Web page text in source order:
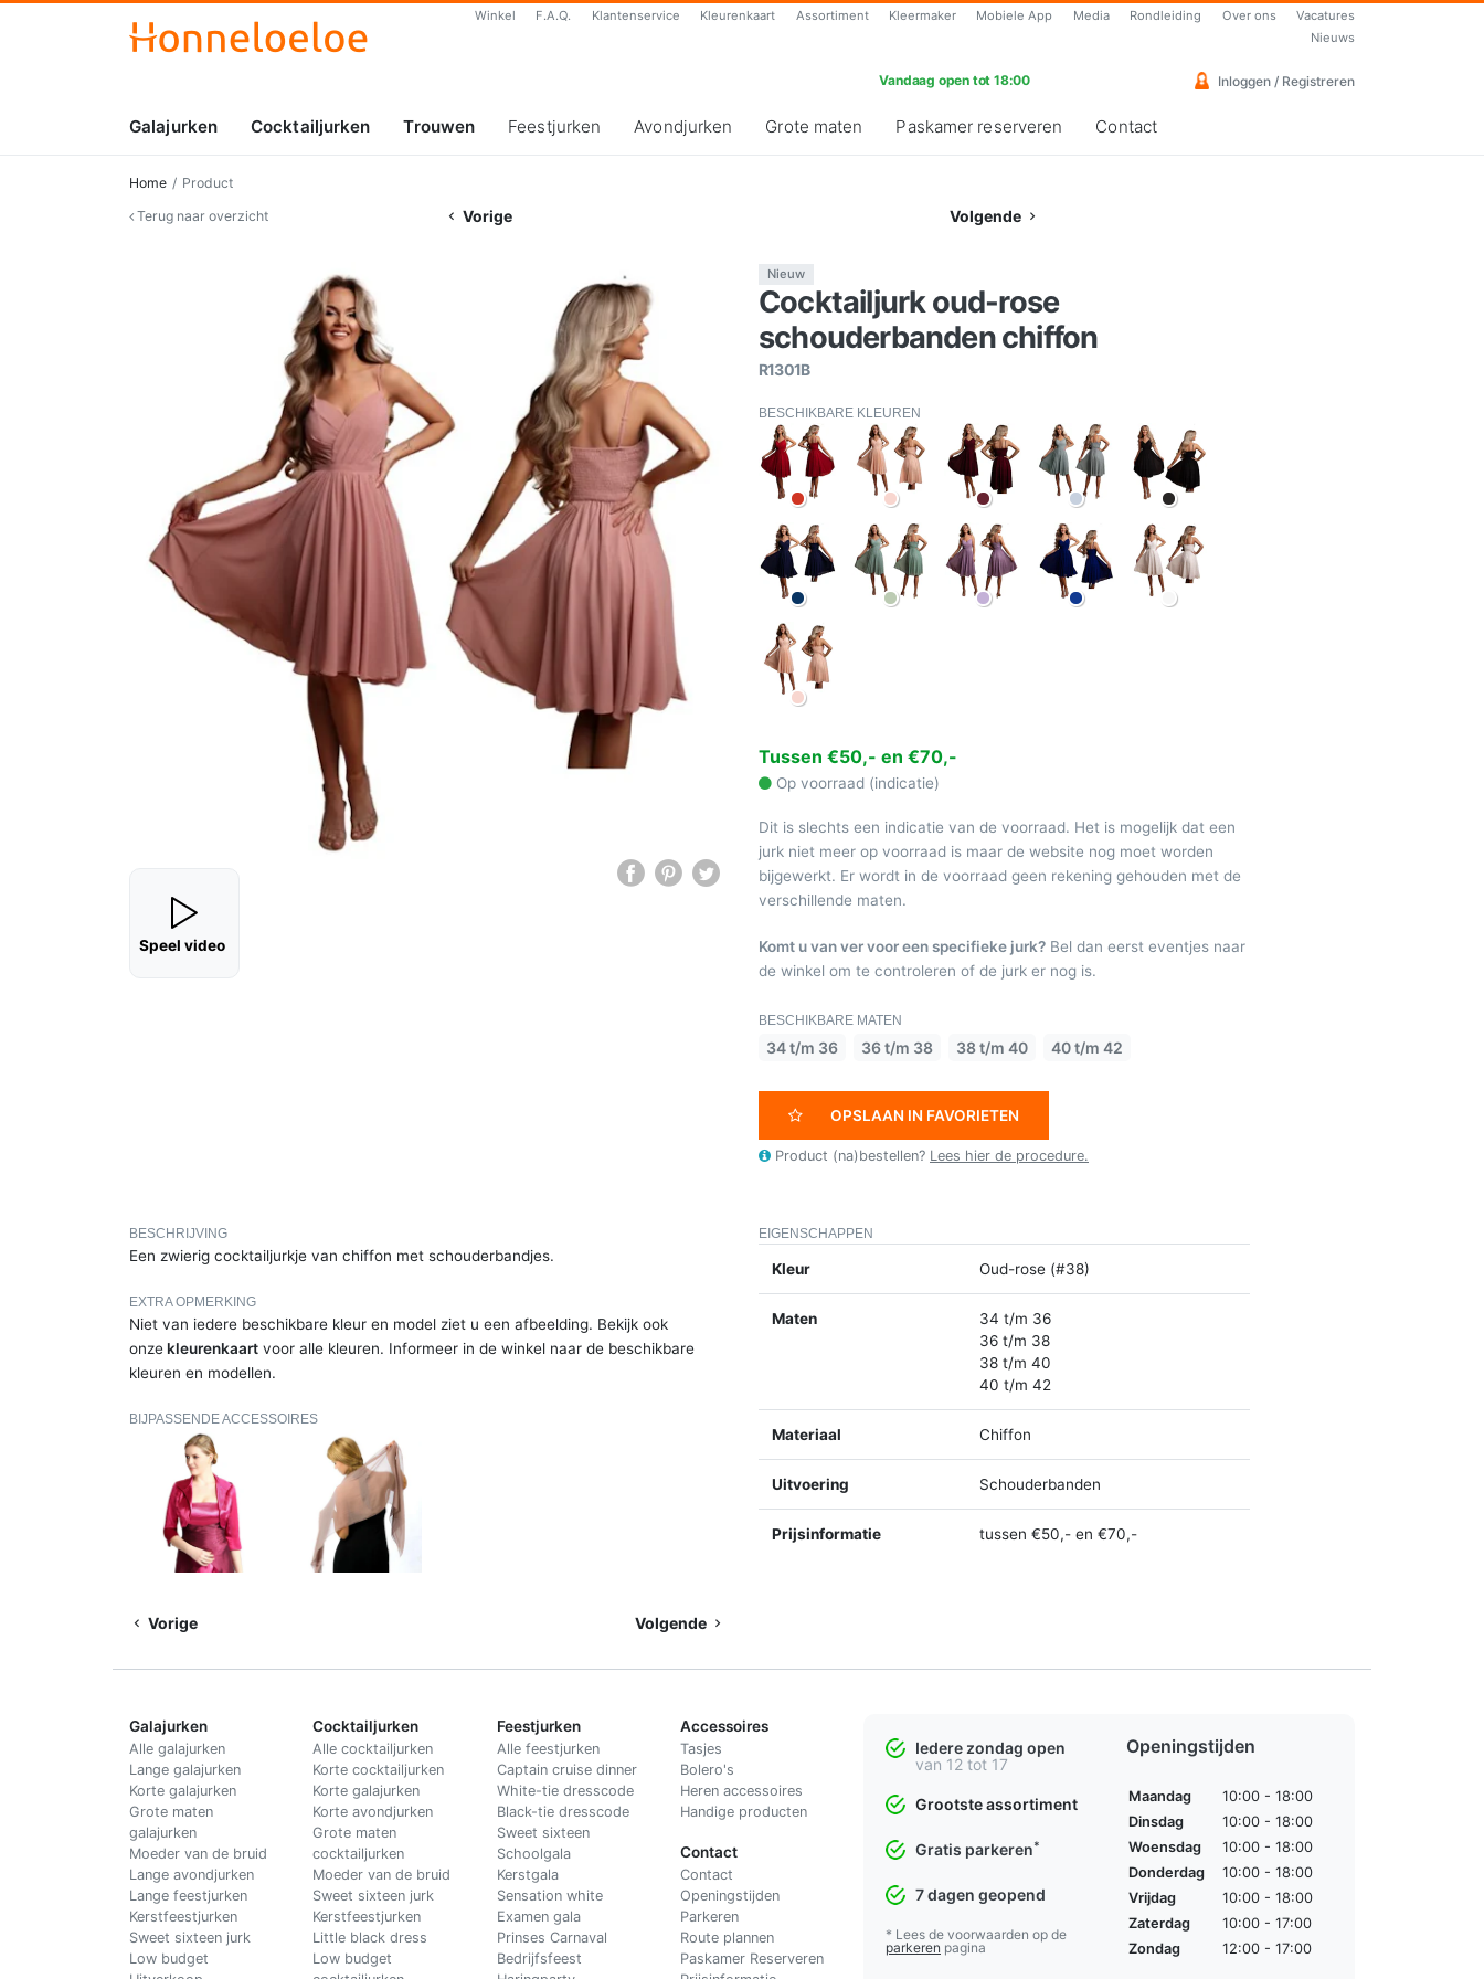
Winkel F.A.Q. Klantenservice Kleurenkaart Assortiment Kleermaker Mobiele App Media Rondleiding Over ons
Vacatures
Nieuws
Vandaag open tot 18:00 Inloggen / Registreren
Galajurken Cocktailjurken Trouwen Feestjurken Avondjurken Grote maten Paskamer reserveren Contact
Home
Product
Terug naar overzicht
Vorige Volgende
Speel video
Nieuw
Cocktailjurk oud-rose
schouderbanden chiffon
R1301B
BESCHIKBARE KLEUREN
Tussen €50,- en €70,-
Op voorraad (indicatie)
Dit is slechts een indicatie van de voorraad. Het is mogelijk dat een
jurk niet meer op voorraad is maar de website nog moet worden
bijgewerkt. Er wordt in de voorraad geen rekening gehouden met de
verschillende maten.
Komt u van ver voor een specifieke jurk? Bel dan eerst eventjes naar
de winkel om te controleren of de jurk er nog is.
BESCHIKBARE MATEN
34 t/m 36 36 t/m 38 38 t/m 40 40 t/m 42
OPSLAAN IN FAVORIETEN
Product (na)bestellen? Lees hier de procedure.
BESCHRIJVING
Een zwierig cocktailjurkje van chiffon met schouderbandjes.
EXTRA OPMERKING
Niet van iedere beschikbare kleur en model ziet u een afbeelding. Bekijk ook
onzekleurenkaart voor alle kleuren. Informeer in de winkel naar de beschikbare
kleuren en modellen.
BIJPASSENDE ACCESSOIRES
EIGENSCHAPPEN
Kleur Oud-rose (#38)
Maten
34 t/m 36
36 t/m 38
38 t/m 40
40 t/m 42
Materiaal Chiffon
Uitvoering Schouderbanden
Prijsinformatie tussen €50,- en €70,-
Vorige Volgende
Galajurken
Alle galajurken
Lange galajurken
Korte galajurken
Grote maten
galajurken
Moeder van de bruid
Lange avondjurken
Lange feestjurken
Kerstfeestjurken
Sweet sixteen jurk
Low budget
Cocktailjurken
Alle cocktailjurken
Korte cocktailjurken
Korte galajurken
Korte avondjurken
Grote maten
cocktailjurken
Moeder van de bruid
Sweet sixteen jurk
Kerstfeestjurken
Little black dress
Low budget
Feestjurken
Alle feestjurken
Captain cruise dinner
White-tie dresscode
Black-tie dresscode
Sweet sixteen
Schoolgala
Kerstgala
Sensation white
Examen gala
Prinses Carnaval
Bedrijfsfeest
Accessoires
Tasjes
Bolero's
Heren accessoires
Handige producten
Contact
Contact
Openingstijden
Parkeren
Route plannen
Paskamer Reserveren
Iedere zondag open
van 12 tot 17
Grootste assortiment
Gratis parkeren*
7 dagen geopend
* Lees de voorwaarden op de
parkeren pagina
Openingstijden
Maandag
10:00 - 18:00
Dinsdag
10:00 - 18:00
Woensdag
10:00 - 18:00
Donderdag
10:00 - 18:00
Vrijdag
10:00 - 18:00
Zaterdag
10:00 - 17:00
Zondag
12:00 - 17:00